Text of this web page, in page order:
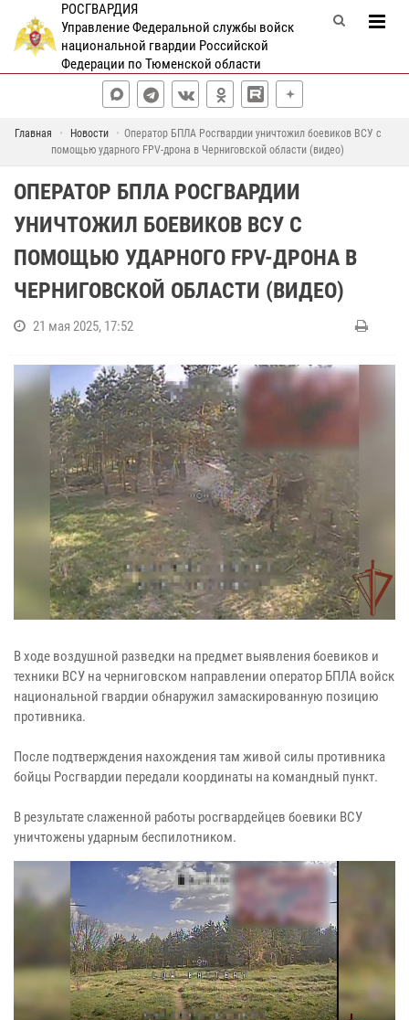
РОСГВАРДИЯ
Управление Федеральной службы войск
национальной гвардии Российской
Федерации по Тюменской области
Главная Новости
Оператор БПЛА Росгвардии уничтожил боевиков ВСУ с
помощью ударного FPV-дрона в Черниговской области (видео)
ОПЕРАТОР БПЛА РОСГВАРДИИ
УНИЧТОЖИЛ БОЕВИКОВ ВСУ С
ПОМОЩЬЮ УДАРНОГО FPV-ДРОНА В
ЧЕРНИГОВСКОЙ ОБЛАСТИ (ВИДЕО)
21 мая 2025, 17:52
В ходе воздушной разведки на предмет выявления боевиков и
техники ВСУ на черниговском направлении оператор БПЛА войск
национальной гвардии обнаружил замаскированную позицию
противника.
После подтверждения нахождения там живой силы противника
бойцы Росгвардии передали координаты на командный пункт.
В результате слаженной работы росгвардейцев боевики ВСУ
уничтожены ударным беспилотником.